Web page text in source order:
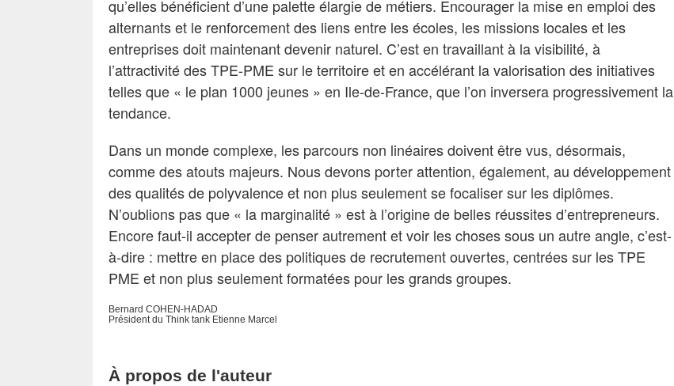
qu’elles bénéficient d’une palette élargie de métiers. Encourager la mise en emploi des
alternants et le renforcement des liens entre les écoles, les missions locales et les
entreprises doit maintenant devenir naturel. C’est en travaillant à la visibilité, à
l’attractivité des TPE-PME sur le territoire et en accélérant la valorisation des initiatives
telles que « le plan 1000 jeunes » en Ile-de-France, que l’on inversera progressivement la
tendance.
Dans un monde complexe, les parcours non linéaires doivent être vus, désormais,
comme des atouts majeurs. Nous devons porter attention, également, au développement
des qualités de polyvalence et non plus seulement se focaliser sur les diplômes.
N’oublions pas que « la marginalité » est à l’origine de belles réussites d’entrepreneurs.
Encore faut-il accepter de penser autrement et voir les choses sous un autre angle, c’est-
à-dire : mettre en place des politiques de recrutement ouvertes, centrées sur les TPE
PME et non plus seulement formatées pour les grands groupes.
Bernard COHEN-HADAD
Président du Think tank Etienne Marcel
À propos de l'auteur